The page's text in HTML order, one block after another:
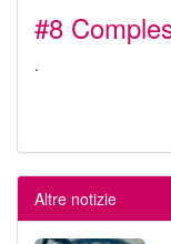
#8
.
Altre notizie